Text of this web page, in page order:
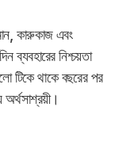
কারুকাজ এবং
ব্যবহারের নিশ্চয়তা
টিকে থাকে বছরের পর
অর্থসাশ্রয়ী।